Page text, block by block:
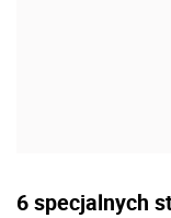
6 specjalnych